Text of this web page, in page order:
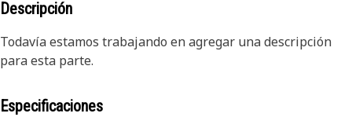
Descripción
Todavía estamos trabajando en agregar una descripción
para esta parte.
Especificaciones